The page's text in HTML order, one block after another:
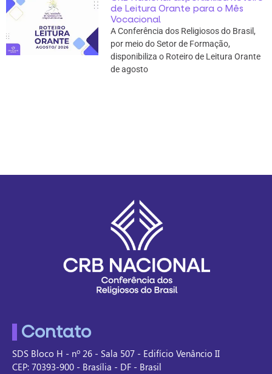
de Leitura Orante para o Mês
Vocacional
A Conferência dos Religiosos do Brasil,
por meio do Setor de Formação,
disponibiliza o Roteiro de Leitura Orante
de agosto
Contato
SDS Bloco H - nº 26 - Sala 507 - Edifício Venâncio II
CEP: 70393-900 - Brasília - DF - Brasil